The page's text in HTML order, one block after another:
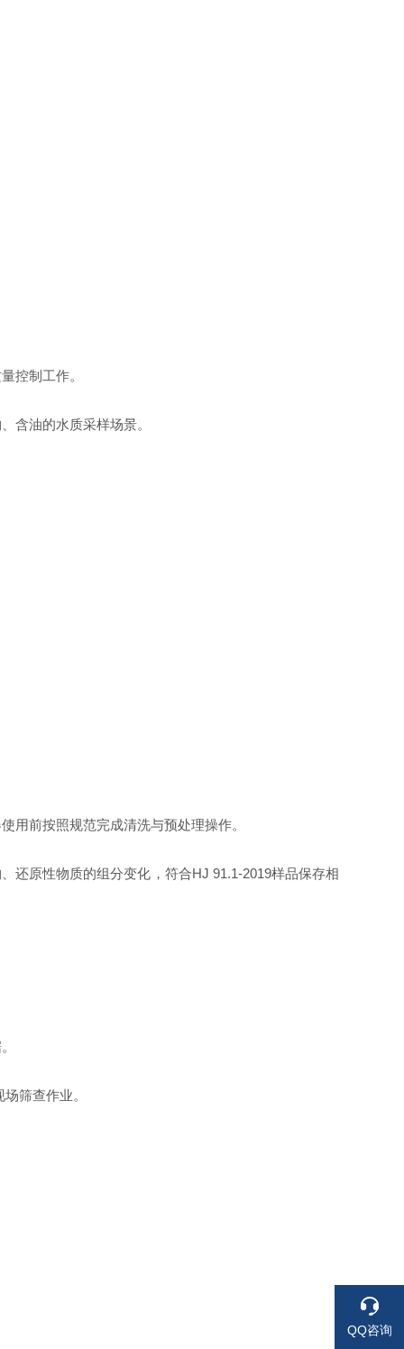
控制工作。
含油的水质采样场景。
用前按照规范完成清洗与预处理操作。
还原性物质的组分变化，符合HJ 91.1-2019样品保存相
筛查作业。
QQ咨询